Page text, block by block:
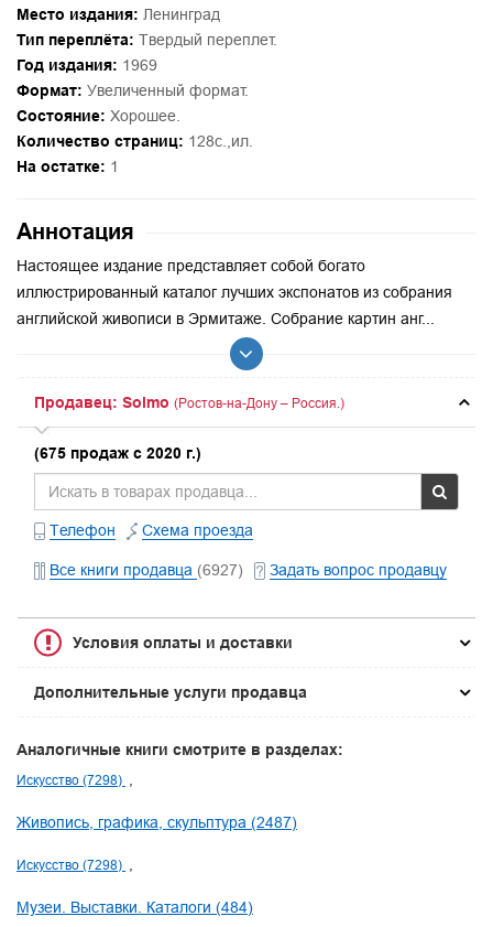
Место издания: Ленинград
Тип переплёта: Твердый переплет.
Год издания: 1969
Формат: Увеличенный формат.
Состояние: Хорошее.
Количество страниц: 128с.,ил.
На остатке: 1
Аннотация
Настоящее издание представляет собой богато
иллюстрированный каталог лучших экспонатов из собрания
английской живописи в Эрмитаже. Собрание картин анг...
Продавец: Solmo (Ростов-на-Дону – Россия.)
(675 продаж с 2020 г.)
Телефон Схема проезда
Все книги продавца (6927) Задать вопрос продавцу
Условия оплаты и доставки
Дополнительные услуги продавца
Аналогичные книги смотрите в разделах:
Искусство (7298)
Живопись, графика, скульптура (2487)
Искусство (7298)
Музеи. Выставки. Каталоги (484)